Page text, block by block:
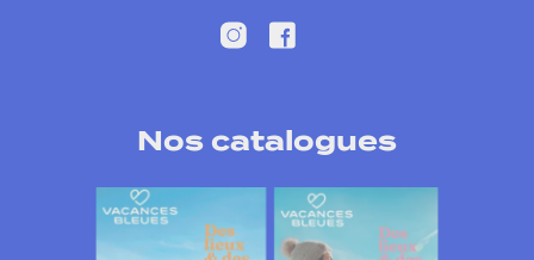
Nos catalogues